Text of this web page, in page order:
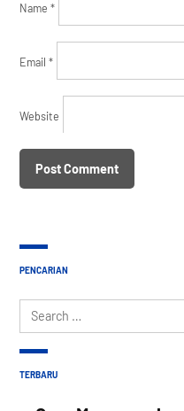
Name*
Email*
Website
PENCARIAN
Search
for:
TERBARU